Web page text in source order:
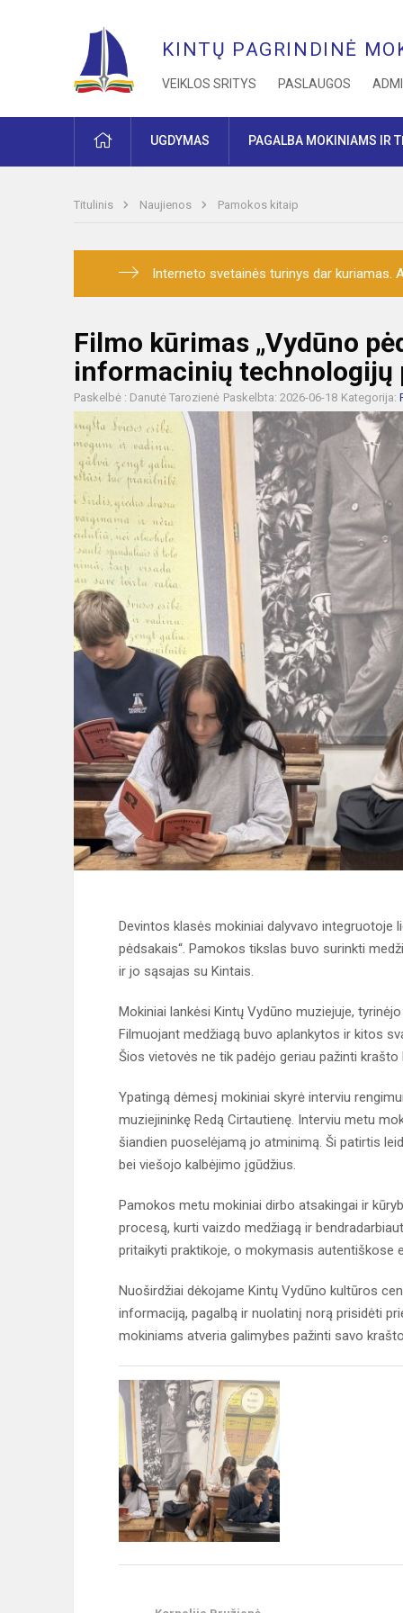
KINTŲ PAGRINDINĖ
VEIKLOS SRITYS PASLAUGOS
PRADŽIAUGDYMAS PAGALBA MOKINIAMS IR
Titulinis Naujienos Pamokos kitaip
Interneto svetainės turinys dar kuriamas.
Filmo kūrimas „Vydūno
informacinių technologijų
Paskelbė : Danutė Tarozienė Paskelbta: 2026-06-18 Kategorija:
Devintos klasės mokiniai dalyvavo integruotoje
pėdsakais“. Pamokos tikslas buvo surinkti
ir jo sąsajas su Kintais.
Mokiniai lankėsi Kintų Vydūno muziejuje,
Filmuojant medžiagą buvo aplankytos ir kitos
Šios vietovės ne tik padėjo geriau pažinti
Ypatingą dėmesį mokiniai skyrė interviu
muziejininkę Redą Cirtautienę. Interviu metu
šiandien puoselėjamą jo atminimą. Ši patirtis
bei viešojo kalbėjimo įgūdžius.
Pamokos metu mokiniai dirbo atsakingai ir
procesą, kurti vaizdo medžiagą ir
pritaikyti praktikoje, o mokymasis autentiškose
Nuoširdžiai dėkojame Kintų Vydūno kultūros
informaciją, pagalbą ir nuolatinį norą prisidėti
mokiniams atveria galimybes pažinti savo